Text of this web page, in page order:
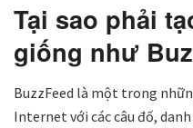
Tại sao phải
giống như
BuzzFeed là một trong
Internet với các câu đố,